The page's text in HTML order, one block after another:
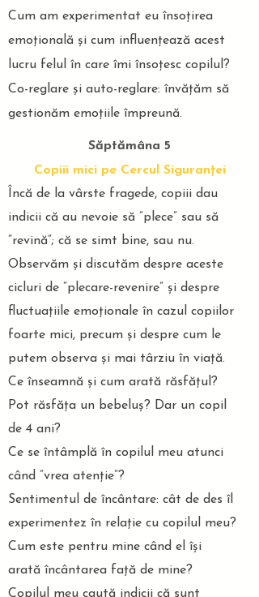
Cum am experimentat eu însoțirea
emoțională și cum influențează acest
lucru felul în care îmi însoțesc copilul?
Co-reglare și auto-reglare: învățăm să
gestionăm emoțiile împreună.
Săptămâna 5
Copiii mici pe Cercul Siguranței
Încă de la vârste fragede, copiii dau
indicii că au nevoie să ”plece” sau să
”revină”; că se simt bine, sau nu.
Observăm și discutăm despre aceste
cicluri de ”plecare-revenire” și despre
fluctuațiile emoționale în cazul copiilor
foarte mici, precum și despre cum le
putem observa și mai târziu în viață.
Ce înseamnă și cum arată răsfățul?
Pot răsfăța un bebeluș? Dar un copil
de 4 ani?
Ce se întâmplă în copilul meu atunci
când ”vrea atenție”?
Sentimentul de încântare: cât de des îl
experimentez în relație cu copilul meu?
Cum este pentru mine când el își
arată încântarea față de mine?
Copilul meu caută indicii că sunt